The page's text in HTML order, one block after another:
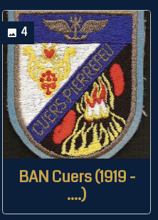
4
BAN Cuers (1919 -
....)